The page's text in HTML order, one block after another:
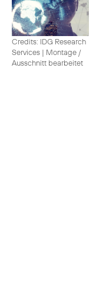
Credits: IDG Research
Services | Montage /
Ausschnitt bearbeitet